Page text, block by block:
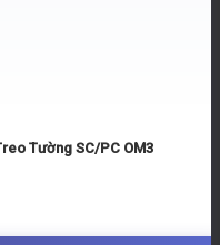
Tường SC/PC OM3